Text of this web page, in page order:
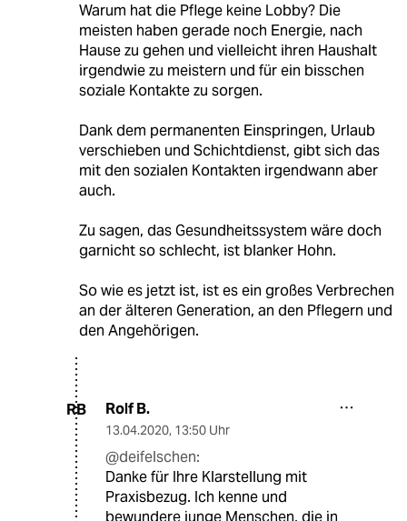
Warum hat die Pflege keine Lobby? Die
meisten haben gerade noch Energie, nach
Hause zu gehen und vielleicht ihren Haushalt
irgendwie zu meistern und für ein bisschen
soziale Kontakte zu sorgen.
Dank dem permanenten Einspringen, Urlaub
verschieben und Schichtdienst, gibt sich das
mit den sozialen Kontakten irgendwann aber
auch.
Zu sagen, das Gesundheitssystem wäre doch
garnicht so schlecht, ist blanker Hohn.
So wie es jetzt ist, ist es ein großes Verbrechen
an der älteren Generation, an den Pflegern und
den Angehörigen.
RB Rolf B.
13.04.2020, 13:50 Uhr
@deifelschen:
Danke für Ihre Klarstellung mit
Praxisbezug. Ich kenne und
bewundere junge Menschen, die in